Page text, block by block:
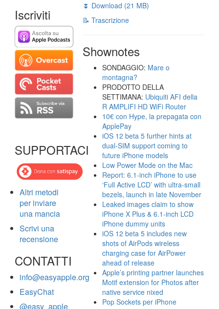
Iscriviti
SUPPORTACI
Altri metodi
per inviare
una mancia
Scrivi una
recensione
CONTATTI
info@easyapple.org
EasyChat
@easy_apple
⏬ Download (21 MB)
📝 Trascrizione
Shownotes
SONDAGGIO: Mare o
montagna?
PRODOTTO DELLA
SETTIMANA: Ubiquiti AFI della
R AMPLIFI HD WiFi Router
10€ con Hype, la prepagata con
ApplePay
iOS 12 beta 5 further hints at
dual-SIM support coming to
future iPhone models
Low Power Mode on the Mac
Report: 6.1-inch iPhone to use
‘Full Active LCD’ with ultra-small
bezels, launch in late November
Leaked images claim to show
iPhone X Plus & 6.1-inch LCD
iPhone dummy units
iOS 12 beta 5 includes new
shots of AirPods wireless
charging case for AirPower
ahead of release
Apple’s printing partner launches
Motif extension for Photos after
native service nixed
Pop Sockets per iPhone